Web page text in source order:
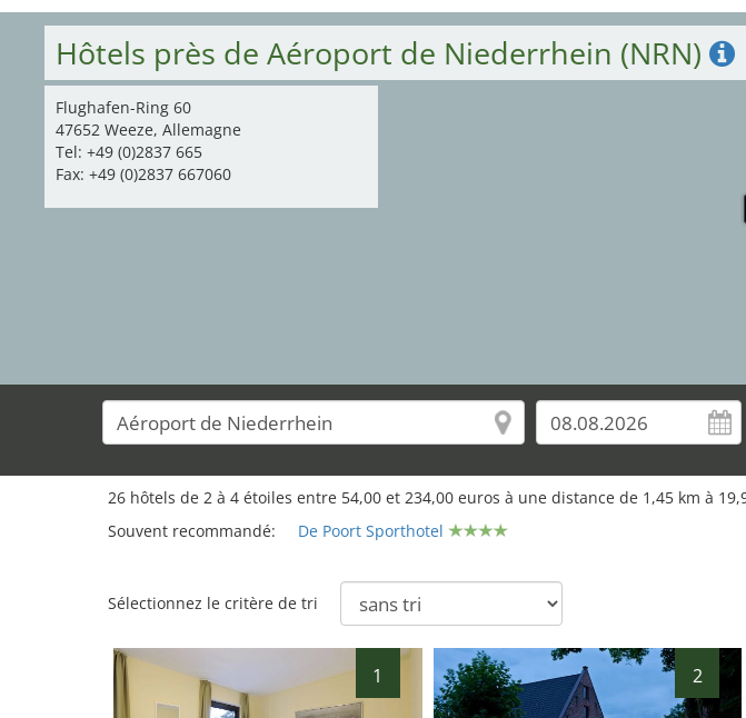
16
Hôtels près de Aéroport de Niederrhein (NRN)
Flughafen-Ring 60
47652 Weeze, Allemagne
Tel: +49 (0)2837 665
Fax: +49 (0)2837 667060
26 hôtels de 2 à 4 étoiles entre 54,00 et 234,00 euros à une distance de 1,45 km à
Souvent recommandé:
De Poort Sporthotel
Sélectionnez le critère de tri
1 2